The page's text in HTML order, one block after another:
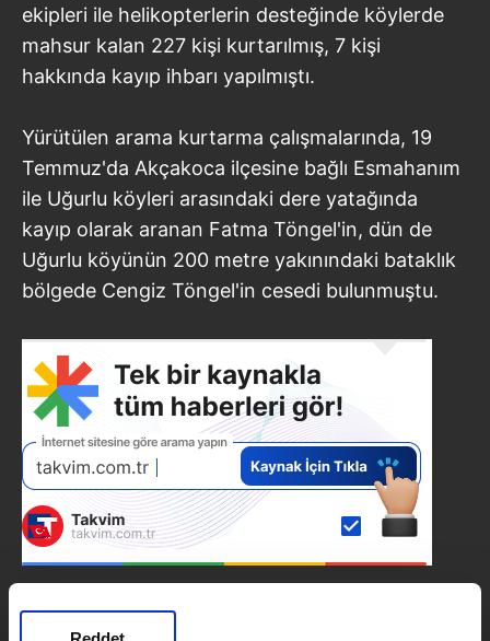
ekipleri ile helikopterlerin desteğinde köylerde
mahsur kalan 227 kişi kurtarılmış, 7 kişi
hakkında kayıp ihbarı yapılmıştı.
Yürütülen arama kurtarma çalışmalarında, 19
Temmuz'da Akçakoca ilçesine bağlı Esmahanım
ile Uğurlu köyleri arasındaki dere yatağında
kayıp olarak aranan Fatma Töngel'in, dün de
Uğurlu köyünün 200 metre yakınındaki bataklık
bölgede Cengiz Töngel'in cesedi bulunmuştu.